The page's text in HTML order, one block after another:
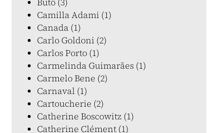
Camilla Adami (1)
Canada (1)
Carlo Goldoni (2)
Carlos Porto (1)
Carmelinda Guimarães (1)
Carmelo Bene (2)
Carnaval (1)
Cartoucherie (2)
Catherine Boscowitz (1)
Catherine Clément (1)